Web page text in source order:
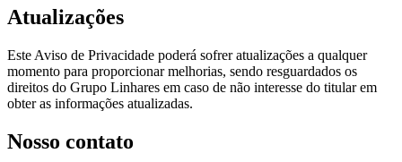
Atualizações
Este Aviso de Privacidade poderá sofrer atualizações a qualquer
momento para proporcionar melhorias, sendo resguardados os
direitos do Grupo Linhares em caso de não interesse do titular em
obter as informações atualizadas.
Nosso contato